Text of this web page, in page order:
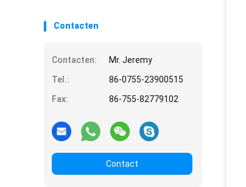
Contacten
Contacten:
Mr. Jeremy
Tel.:
86-0755-23900515
Fax:
86-755-82779102
Contact